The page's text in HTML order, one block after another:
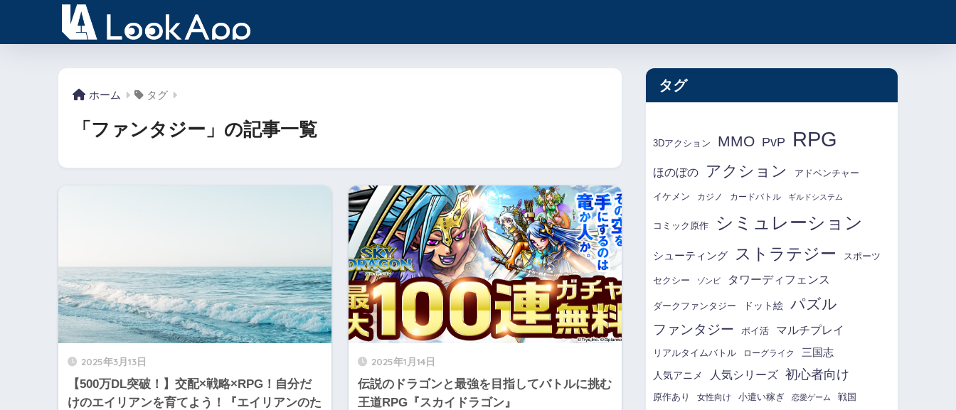
ホーム タグ
「ファンタジー」の記事一覧
2025年3月13日
【500万DL突破！】交配×戦略×RPG！自分だ
けのエイリアンを育てよう！『エイリアンのた
2025年1月14日
伝説のドラゴンと最強を目指してバトルに挑む
王道RPG『スカイドラゴン』
タグ
3Dアクション MMO PvP RPG
ほのぼの アクション アドベンチャー
イケメン カジノ カードバトル ギルドシステム
コミック原作 シミュレーション
シューティング ストラテジー スポーツ
セクシー ゾンビ タワーディフェンス
ダークファンタジー ドット絵 パズル
ファンタジー ポイ活 マルチプレイ
リアルタイムバトル ローグライク 三国志
人気アニメ 人気シリーズ 初心者向け
原作あり 女性向け 小遣い稼ぎ 恋愛ゲーム 戦国